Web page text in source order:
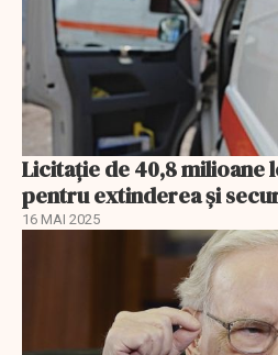
Licitație de 40,8 milioane
pentru extinderea și
16 MAI 2025